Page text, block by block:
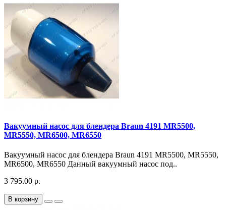
Вакуумный насос для блендера Braun 4191 MR5500,
MR5550, MR6500, MR6550
Вакуумный насос для блендера Braun 4191 MR5500, MR5550,
MR6500, MR6550 Данный вакуумный насос под..
3 795.00 р.
В корзину